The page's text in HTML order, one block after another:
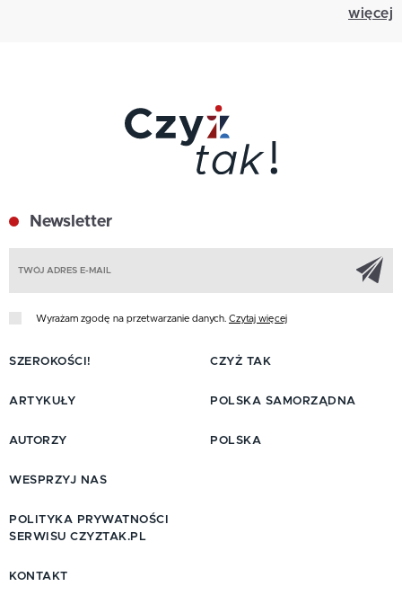
więcej
Newsletter
Wyrażam zgodę na przetwarzanie danych. Czytaj więcej
SZEROKOŚCI!
ARTYKUŁY
AUTORZY
CZYŻ TAK
POLSKA SAMORZĄDNA
POLSKA
WESPRZYJ NAS
POLITYKA PRYWATNOŚCI
SERWISU CZYZTAK.PL
KONTAKT